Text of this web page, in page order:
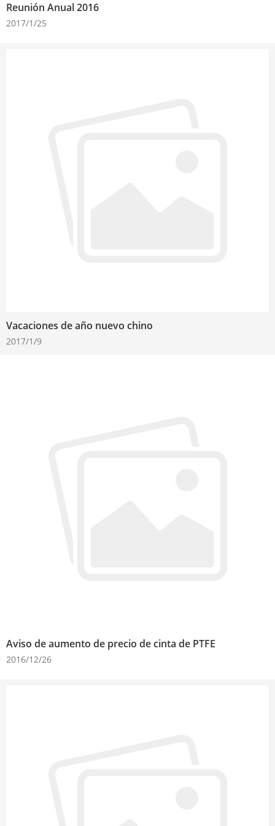
Reunión Anual 2016
2017/1/25
Vacaciones de año nuevo chino
2017/1/9
Aviso de aumento de precio de cinta de PTFE
2016/12/26